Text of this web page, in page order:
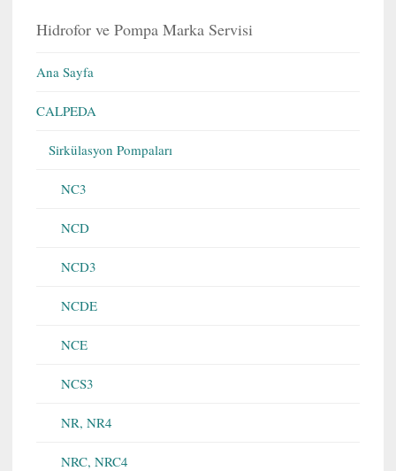
Hidrofor ve Pompa Marka Servisi
Ana Sayfa
CALPEDA
Sirkülasyon Pompaları
NC3
NCD
NCD3
NCDE
NCE
NCS3
NR, NR4
NRC, NRC4